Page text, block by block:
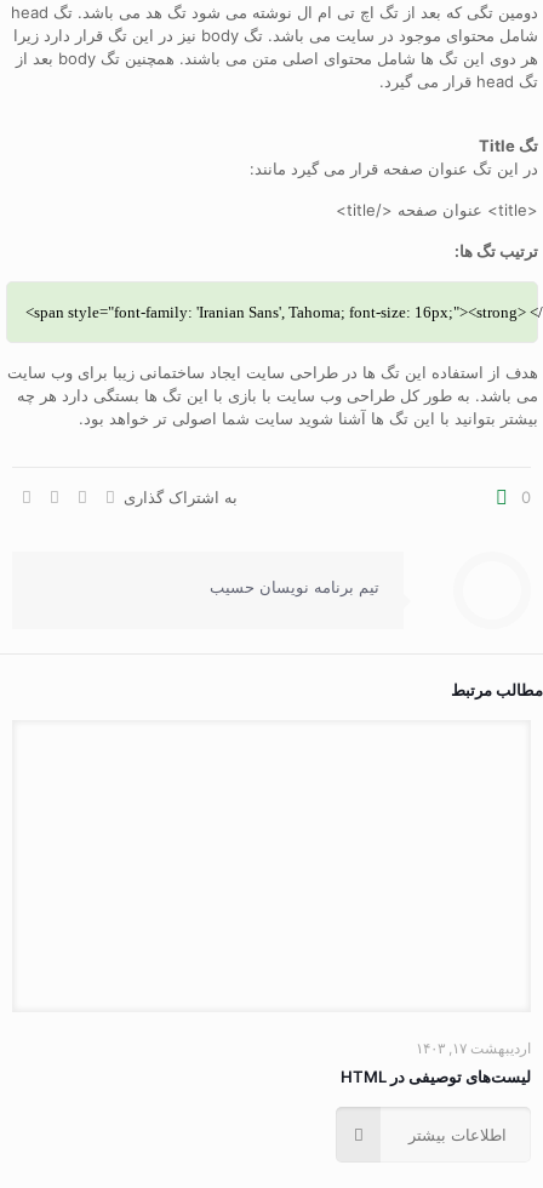
دومین تگی که بعد از تگ اچ تی ام ال نوشته می شود تگ هد می باشد. تگ head
شامل محتوای موجود در سایت می باشد. تگ body نیز در این تگ قرار دارد زیرا
هر دوی این تگ ها شامل محتوای اصلی متن می باشند. همچنین تگ body بعد از
تگ head قرار می گیرد.
تگ Title
در این تگ عنوان صفحه قرار می گیرد مانند:
<title> عنوان صفحه </title>
ترتیب تگ ها:
<span style="font-family: 'Iranian Sans', Tahoma; font-size: 16px;"><strong>
هدف از استفاده این تگ ها در طراحی سایت ایجاد ساختمانی زیبا برای وب سایت
می باشد. به طور کل طراحی وب سایت با بازی با این تگ ها بستگی دارد هر چه
بیشتر بتوانید با این تگ ها آشنا شوید سایت شما اصولی تر خواهد بود.
به اشتراک گذاری 0
تیم برنامه نویسان حسیب
مطالب مرتبط
اردیبهشت ۱۷, ۱۴۰۳
لیست‌های توصیفی در HTML
اطلاعات بیشتر